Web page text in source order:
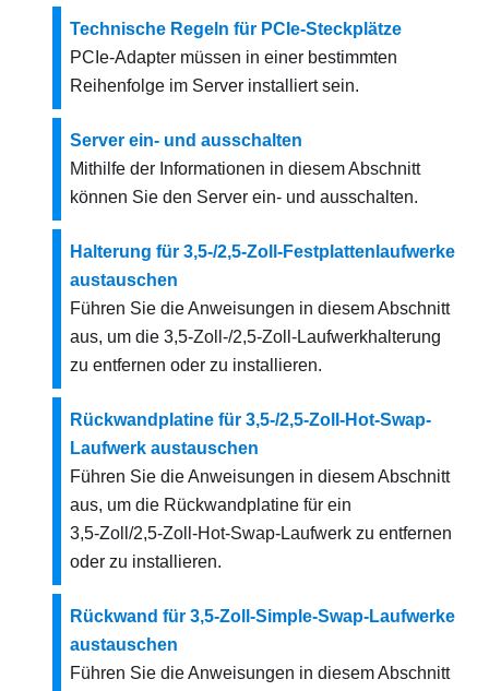
Technische Regeln für PCIe-Steckplätze
PCIe-Adapter müssen in einer bestimmten
Reihenfolge im Server installiert sein.
Server ein‑ und ausschalten
Mithilfe der Informationen in diesem Abschnitt
können Sie den Server ein‑ und ausschalten.
Halterung für 3,5-/2,5-Zoll-Festplattenlaufwerke
austauschen
Führen Sie die Anweisungen in diesem Abschnitt
aus, um die 3,5‑Zoll-/2,5‑Zoll-Laufwerkhalterung
zu entfernen oder zu installieren.
Rückwandplatine für 3,5-/2,5-Zoll-Hot-Swap-
Laufwerk austauschen
Führen Sie die Anweisungen in diesem Abschnitt
aus, um die Rückwandplatine für ein
3,5‑Zoll/2,5‑Zoll-Hot-Swap-Laufwerk zu entfernen
oder zu installieren.
Rückwand für 3,5-Zoll-Simple-Swap-Laufwerke
austauschen
Führen Sie die Anweisungen in diesem Abschnitt